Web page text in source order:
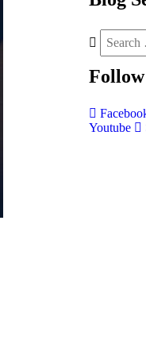
Follow
Youtube